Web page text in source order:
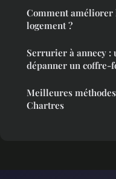
Comment améliorer
logement ?
Serrurier à annecy :
dépanner un coffre-
Meilleures
Chartres